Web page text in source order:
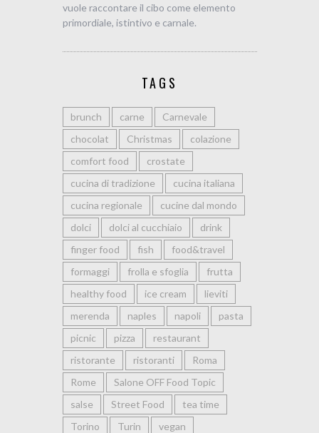
vuole raccontare il cibo come elemento
primordiale, istintivo e carnale.
TAGS
brunch carne
Carnevale
chocolat
Christmas
colazione
comfort food
crostate
cucina di tradizione
cucina italiana
cucina regionale
cucine dal mondo
dolci
dolci al cucchiaio
drink
finger food
fish
food&travel
formaggi
frolla e sfoglia
frutta
healthy food
ice cream
lieviti
merenda
naples napoli
pasta
picnic
pizza
restaurant
ristorante
ristoranti
Roma
Rome
Salone OFF Food Topic
salse
Street Food
tea time
Torino
Turin vegan